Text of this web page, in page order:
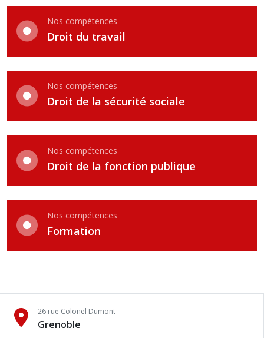
Nos compétences
Droit du travail
Nos compétences
Droit de la sécurité sociale
Nos compétences
Droit de la fonction publique
Nos compétences
Formation
26 rue Colonel Dumont
Grenoble